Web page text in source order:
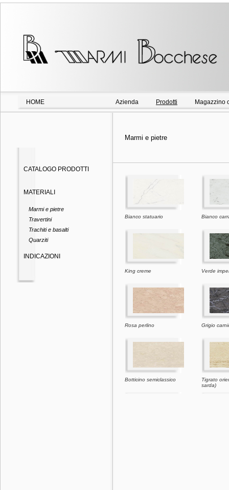
HOME Azienda Prodotti Magazzino
CATALOGO PRODOTTI
MATERIALI
Marmi e pietre
Travertini
Trachiti e basalti
Quarziti
INDICAZIONI
Marmi e pietre
Bianco statuario Bianco
King creme Verde
Rosa perlino Grigio
Botticino semiclassico
Tigrato
sarda)